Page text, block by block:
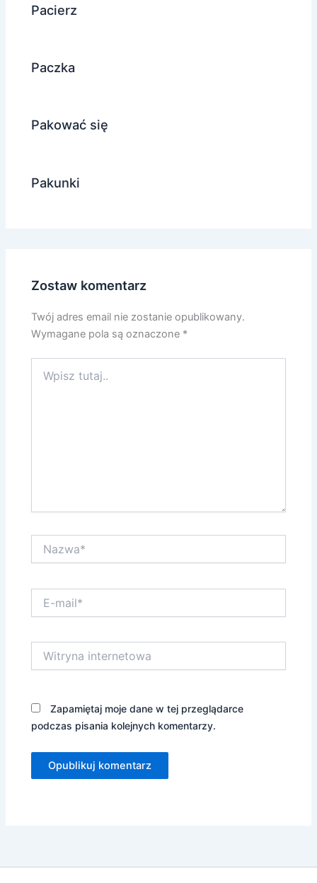
Pacierz
Paczka
Pakować się
Pakunki
Zostaw komentarz
Twój adres email nie zostanie opublikowany.
Wymagane pola są oznaczone *
tutaj..
mail*
internetowa
Zapamiętaj moje dane w tej przeglądarce
podczas pisania kolejnych komentarzy.